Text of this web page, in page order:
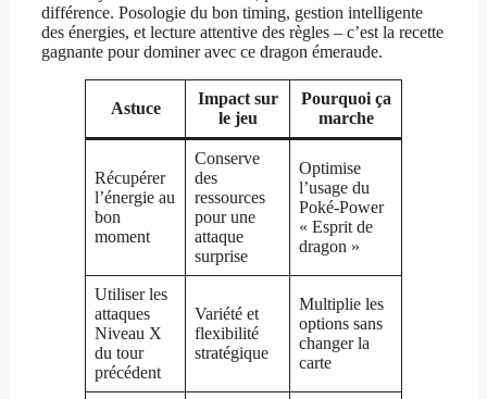
différence. Posologie du bon timing, gestion intelligente
des énergies, et lecture attentive des règles – c’est la recette
gagnante pour dominer avec ce dragon émeraude.
Astuce
Impact sur
le jeu
Pourquoi ça
marche
Récupérer
l’énergie au
bon
moment
Conserve
des
ressources
pour une
attaque
surprise
Optimise
l’usage du
Poké-Power
« Esprit de
dragon »
Utiliser les
attaques
Niveau X
du tour
précédent
Variété et
flexibilité
stratégique
Multiplie les
options sans
changer la
carte